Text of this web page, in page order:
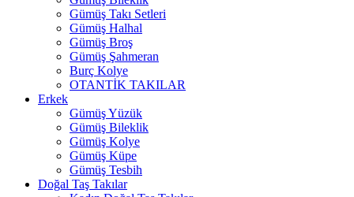
Gümüş Takı Setleri
Gümüş Halhal
Gümüş Broş
Gümüş Şahmeran
Burç Kolye
OTANTİK TAKILAR
Erkek
Gümüş Yüzük
Gümüş Bileklik
Gümüş Kolye
Gümüş Küpe
Gümüş Tesbih
Doğal Taş Takılar